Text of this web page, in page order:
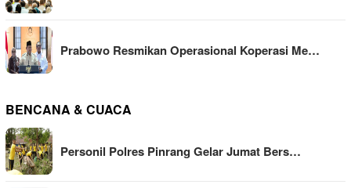
Prabowo Resmikan Operasional Koperasi Me…
BENCANA & CUACA
Personil Polres Pinrang Gelar Jumat Bers…